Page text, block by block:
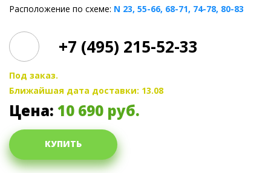
Расположение по схеме: N 23, 55-66, 68-71, 74-78, 80-83
+7 (495) 215-52-33
Под заказ.
Ближайшая дата доставки: 13.08
Цена: 10 690 руб.
КУПИТЬ